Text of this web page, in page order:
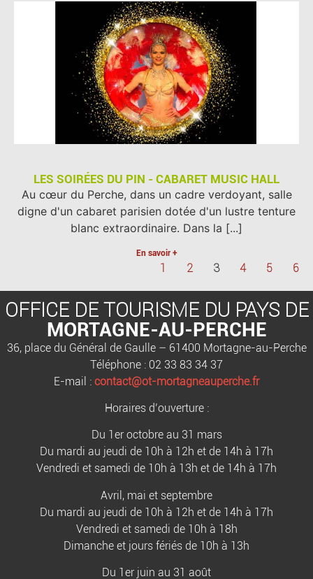
LES SOIRÉES DU PIN - CABARET MUSIC HALL
Au cœur du Perche, dans un cadre verdoyant, salle
digne d'un cabaret parisien dotée d'un lustre tenture
blanc extraordinaire. Dans la [...]
En savoir +
1 2 3 4 5 6
OFFICE DE TOURISME DU PAYS DE
MORTAGNE-AU-PERCHE
36, place du Général de Gaulle – 61400 Mortagne-au-Perche
Téléphone : 02 33 83 34 37
E-mail : contact@ot-mortagneauperche.fr
Horaires d’ouverture :
Du 1er octobre au 31 mars
Du mardi au jeudi de 10h à 12h et de 14h à 17h
Vendredi et samedi de 10h à 13h et de 14h à 17h
Avril, mai et septembre
Du mardi au jeudi de 10h à 12h et de 14h à 17h
Vendredi et samedi de 10h à 18h
Dimanche et jours fériés de 10h à 13h
Du 1er juin au 31 août